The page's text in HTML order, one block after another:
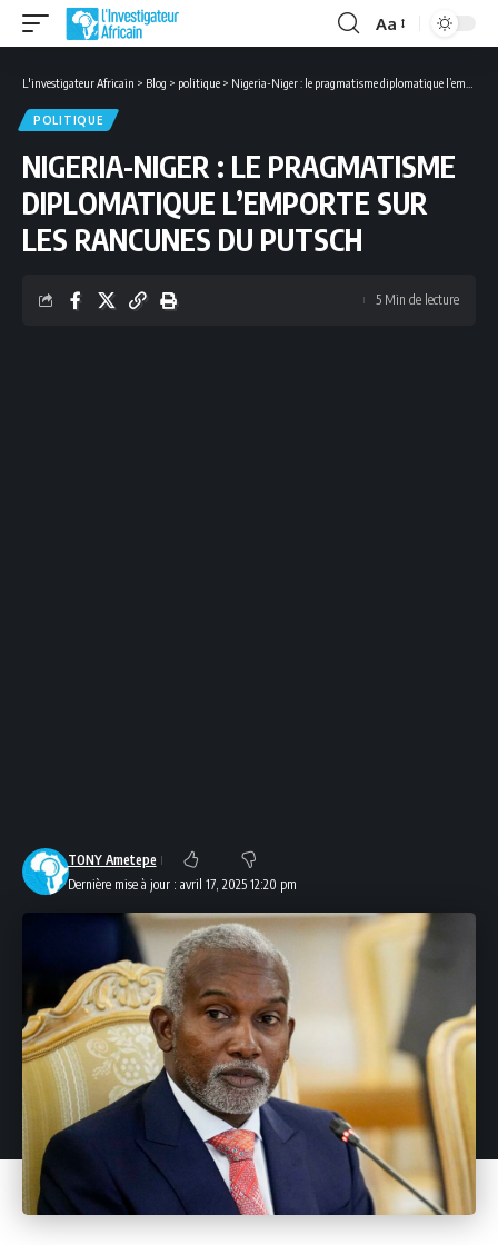
Font
Aa
L'investigateur Africain > Blog > politique > Nigeria-Niger : le pragmatisme diplomatique l’emporte sur les rancunes du putsch
POLITIQUE
NIGERIA-NIGER : LE PRAGMATISME
DIPLOMATIQUE L’EMPORTE SUR
LES RANCUNES DU PUTSCH
Dernière mise à jour : avril 17, 2025 12:20 pm
TONY Ametepe
5 Min de lecture